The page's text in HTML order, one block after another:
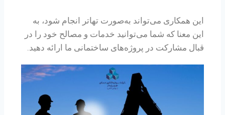
این همکاری می‌تواند به‌صورت تهاتر انجام شود، به
این معنا که شما می‌توانید خدمات و مصالح خود را در
قبال مشارکت در پروژه‌های ساختمانی ما ارائه دهید.